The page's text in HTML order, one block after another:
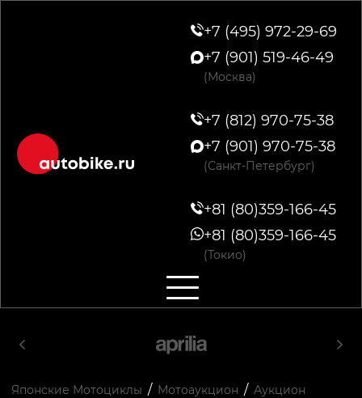
+7 (495) 972-29-69
+7 (901) 519-46-49
(Москва)
+7 (812) 970-75-38
+7 (901) 970-75-38
(Санкт-Петербург)
+81 (80)359-166-45
+81 (80)359-166-45
(Токио)
Японские Мотоциклы / Мотоаукцион / Аукцион